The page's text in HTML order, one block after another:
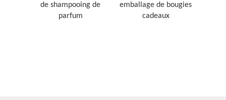
de shampooing de
parfum
emballage de bougies
cadeaux